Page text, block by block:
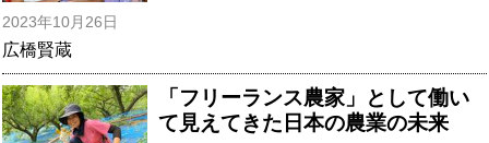
2023年10月26日
広橋賢蔵
「フリーランス農家」として働い
て見えてきた日本の農業の未来